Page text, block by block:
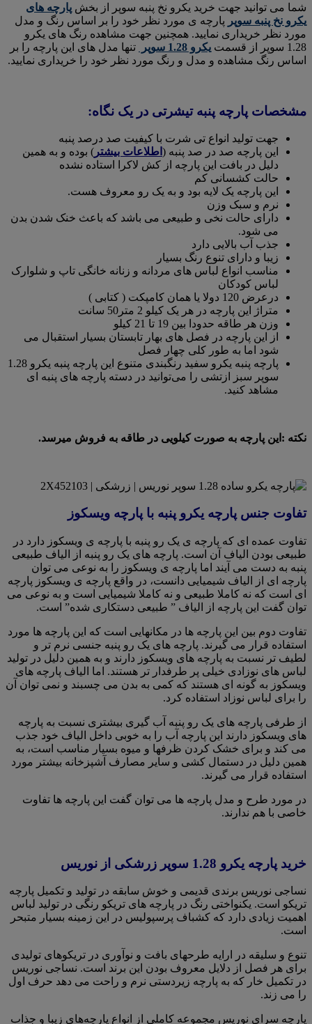
شما می توانید جهت خرید یکرو نخ پنبه سوپر از بخش پارچه های
یکرو نخ پنبه سوپر پارچه ی مورد نظر خود را بر اساس رنگ و مدل
مورد نظر خریداری نمایید. همچنین جهت مشاهده رنگ های یکرو
1.28 سوپر از قسمت
یکرو 1.28 سوپر
تنها مدل های این پارچه را بر
اساس رنگ مشاهده و مدل و رنگ مورد نظر خود را خریداری نمایید.
مشخصات پارچه پنبه تیشرتی در یک نگاه:
جهت تولید انواع تی شرت با کیفیت صد درصد پنبه
این پارچه صد در صد پنبه ( اطلاعات بیشتر ) بوده و به همین
دلیل در بافت این پارچه از کش لاکرا استاده نشده
حالت کشسانی کم
این پارچه یک لایه بود و به یک رو معروف هست.
نرم و سبک وزن
دارای حالت نخی و طبیعی می باشد که باعث خنک شدن بدن
می شود.
جذب آب بالایی دارد
زیبا و دارای تنوع رنگ بسیار
مناسب انواع لباس های مردانه و زنانه خانگی تاپ و شلوارک
لباس کودکان
درعرض 120 دولا یا همان کامپکت ( کتابی )
متراژ این پارچه در هر یک کیلو 2 متر50 سانت
وزن هر طاقه حدودا بین 19 تا 21 کیلو
از این پارچه در فصل های بهار تابستان بسیار استقبال می
شود اما به طور کلی چهار فصل
پارچه پنبه یکرو سفید رنگبندی متنوع این پارچه پنبه یکرو 1.28
سوپر سبز ازتشی را می‌توانید در دسته پارچه های پنبه ای
مشاهد کنید.
نکته :این پارچه به صورت کیلویی در طاقه به فروش میرسد.
تفاوت جنس پارچه یکرو پنبه با پارچه ویسکوز
تفاوت عمده ای که پارچه ی یک رو پنبه با پارچه ی ویسکوز دارد در
طبیعی بودن الیاف آن است. پارچه های یک رو پنبه از الیاف طبیعی
پنبه به دست می آیند اما پارچه ی ویسکوز را به نوعی می توان
پارچه ای از الیاف شیمیایی دانست، در واقع پارچه ی ویسکوز پارچه
ای است که نه کاملا طبیعی و نه کاملا شیمیایی است و به نوعی می
توان گفت این پارچه از الیاف ” طبیعی دستکاری شده” است.
تفاوت دوم بین این پارچه ها در مکانهایی است که این پارچه ها مورد
استفاده قرار می گیرند. پارچه های یک رو پنبه جنسی نرم تر و
لطیف تر نسبت به پارچه های ویسکوز دارند و به همین دلیل در تولید
لباس های نوزادی خیلی پر طرفدار تر هستند. اما الیاف پارچه های
ویسکوز به گونه ای هستند که کمی به بدن می چسبند و نمی توان آن
را برای لباس نوزاد استفاده کرد.
از طرفی پارچه های یک رو پنبه آب گیری بیشتری نسبت به پارچه
های ویسکوز دارند این پارچه آب را به خوبی داخل الیاف خود جذب
می کند و برای خشک کردن ظرفها و میوه بسیار مناسب است، به
همین دلیل در دستمال کشی و سایر مصارف آشپزخانه بیشتر مورد
استفاده قرار می گیرند.
در مورد طرح و مدل پارچه ها می توان گفت این پارچه ها تفاوت
خاصی با هم ندارند‌.
خرید پارچه یکرو 1.28 سوپر زرشکی از نوریس
نساجی نوریس برندی قدیمی و خوش سابقه در تولید و تکمیل پارچه
تریکو است. یکنواختی رنگ در پارچه های تریکو رنگی در تولید لباس
اهمیت زیادی دارد که کشباف پرسپولیس در این زمینه بسیار متبحر
است.
تنوع و سلیقه در ارایه طرحهای بافت و نوآوری در تریکوهای تولیدی
برای هر فصل از دلایل معروف بودن این برند است. نساجی نوریس
در تکمیل خار که به پارچه زیردستی نرم و راحت می دهد حرف اول
را می زند.
پارچه سرای نوریس مجموعه کاملی از انواع پارچه‌های زیبا و جذاب